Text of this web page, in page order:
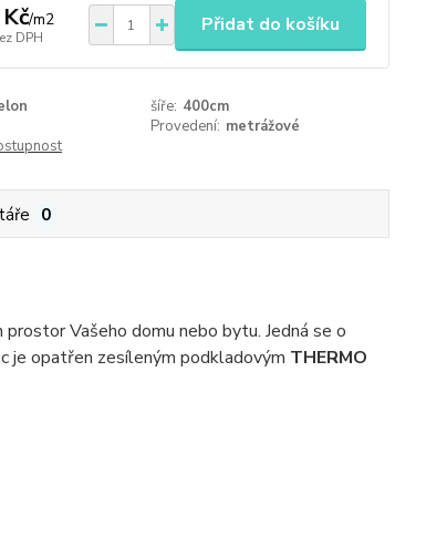
/m2
DPH
Přidat do košíku
šíře: 400cm
Provedení: metrážové
0
Vašeho domu nebo bytu. Jedná se o
je opatřen zesíleným podkladovým THERMO